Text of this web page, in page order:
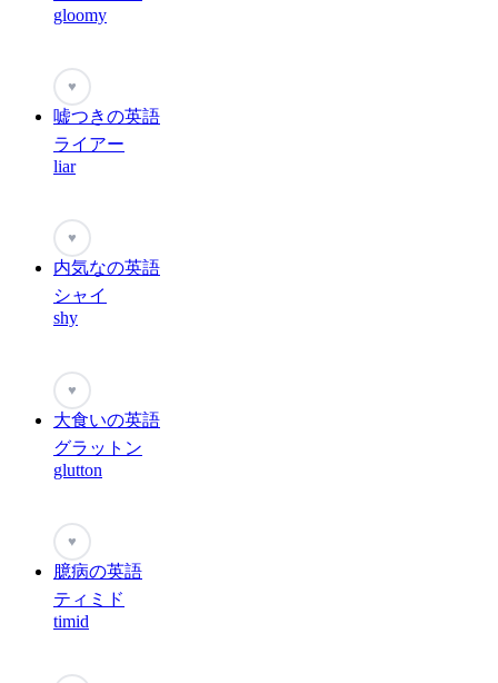
gloomy
♥
嘘つきの英語
ライアー
liar
♥
内気なの英語
シャイ
shy
♥
大食いの英語
グラットン
glutton
♥
臆病の英語
ティミド
timid